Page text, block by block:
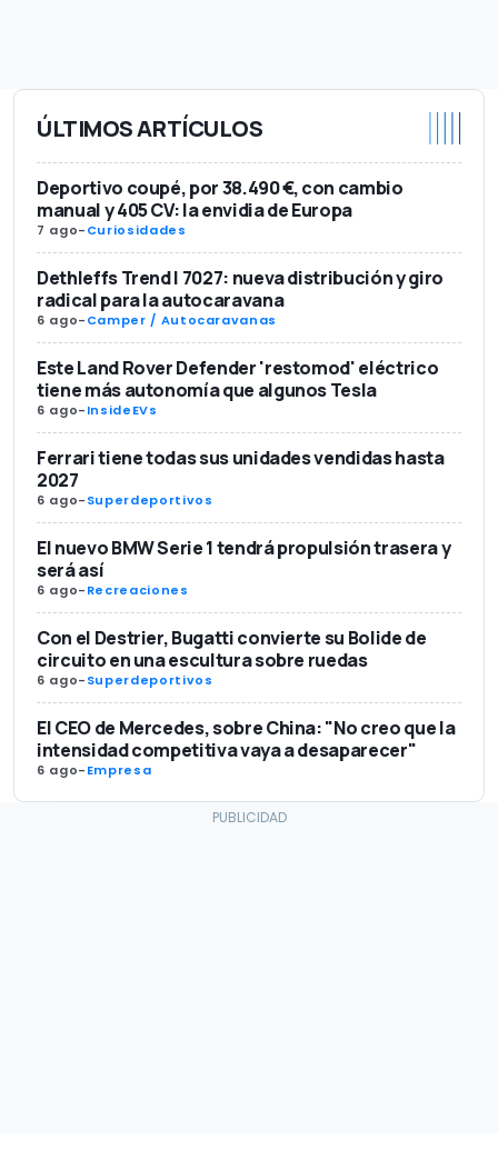
ÚLTIMOS ARTÍCULOS
Deportivo coupé, por 38.490 €, con cambio
manual y 405 CV: la envidia de Europa
7 ago-Curiosidades
Dethleffs Trend I 7027: nueva distribución y giro
radical para la autocaravana
6 ago-Camper / Autocaravanas
Este Land Rover Defender 'restomod' eléctrico
tiene más autonomía que algunos Tesla
6 ago-InsideEVs
Ferrari tiene todas sus unidades vendidas hasta
2027
6 ago-Superdeportivos
El nuevo BMW Serie 1 tendrá propulsión trasera y
será así
6 ago-Recreaciones
Con el Destrier, Bugatti convierte su Bolide de
circuito en una escultura sobre ruedas
6 ago-Superdeportivos
El CEO de Mercedes, sobre China: "No creo que la
intensidad competitiva vaya a desaparecer"
6 ago-Empresa